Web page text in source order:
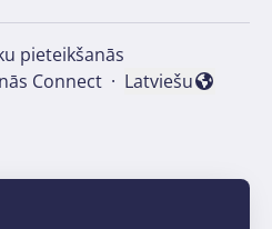
pieteikšanās
Connect · Mainīt valodu
Latviešu